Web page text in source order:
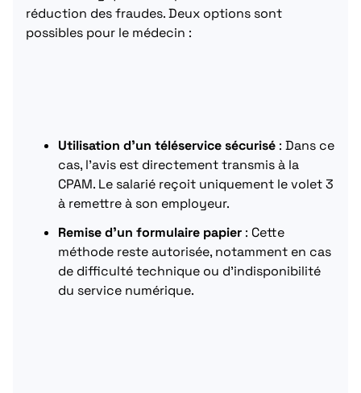
réduction des fraudes. Deux options sont
possibles pour le médecin :
Utilisation d’un téléservice sécurisé : Dans ce
cas, l’avis est directement transmis à la
CPAM. Le salarié reçoit uniquement le volet 3
à remettre à son employeur.
Remise d’un formulaire papier : Cette
méthode reste autorisée, notamment en cas
de difficulté technique ou d’indisponibilité
du service numérique.